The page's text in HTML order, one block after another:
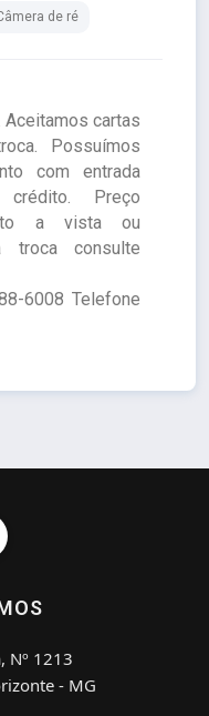
de ré
Aceitamos cartas
Possuímos
com entrada
Preço
a vista ou
troca consulte
6008 Telefone
Nº 1213
- MG